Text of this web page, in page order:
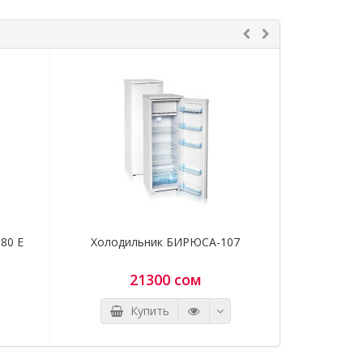
E Холодильник БИРЮСА-107
21300 сом
Купить